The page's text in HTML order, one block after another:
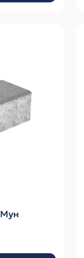
Мун